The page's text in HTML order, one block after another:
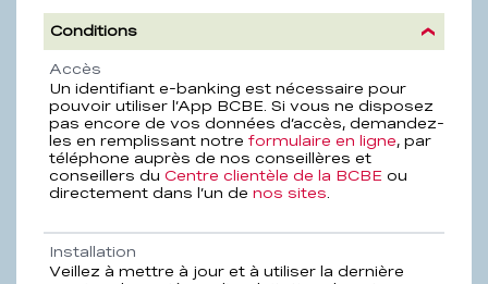
Conditions
Accès
Un identifiant e-banking est nécessaire pour
pouvoir utiliser l’App BCBE. Si vous ne disposez
pas encore de vos données d’accès, demandez-
les en remplissant notre formulaire en ligne, par
téléphone auprès de nos conseillères et
conseillers du Centre clientèle de la BCBE ou
directement dans l’un de nos sites.
Installation
Veillez à mettre à jour et à utiliser la dernière